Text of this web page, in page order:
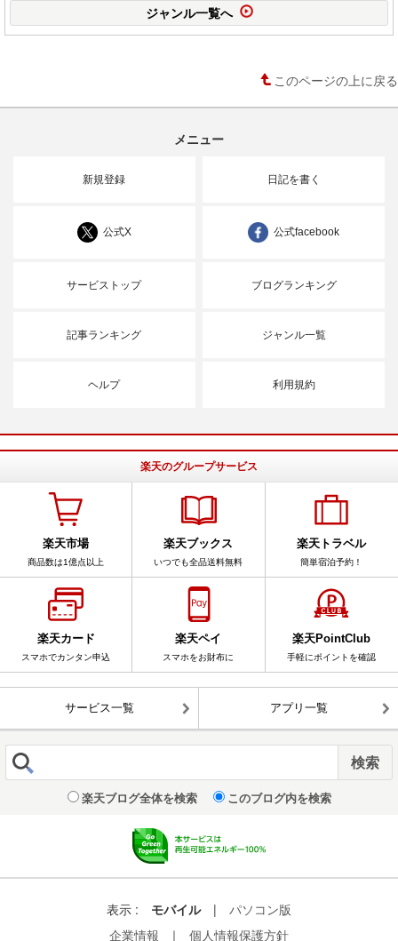
ジャンル一覧へ
このページの上に戻る
メニュー
新規登録 日記を書く
公式X 公式facebook
サービストップ ブログランキング
記事ランキング ジャンル一覧
ヘルプ 利用規約
楽天のグループサービス
楽天市場
商品数は1億点以上
楽天ブックス
いつでも全品送料無料
楽天トラベル
簡単宿泊予約！
楽天カード
スマホでカンタン申込
楽天ペイ
スマホをお財布に
楽天PointClub
手軽にポイントを確認
サービス一覧 アプリ一覧
楽天ブログ全体を検索 このブログ内を検索
表示 : モバイル |
パソコン版
企業情報
｜ 個人情報保護方針